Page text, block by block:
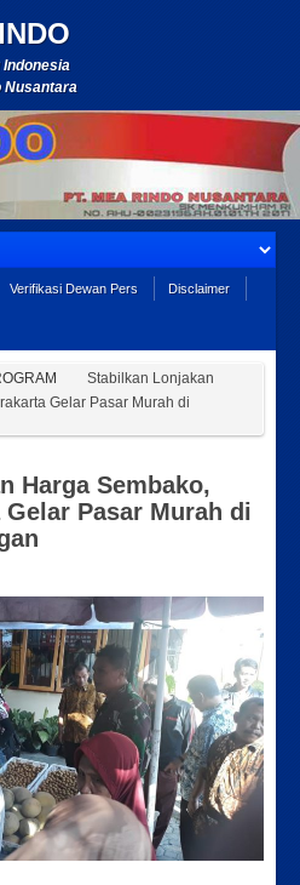
Indonesia
Nusantara
Verifikasi Dewan Pers Disclaimer
Stabilkan Lonjakan
Gelar Pasar Murah di
Harga Sembako,
Pasar Murah di